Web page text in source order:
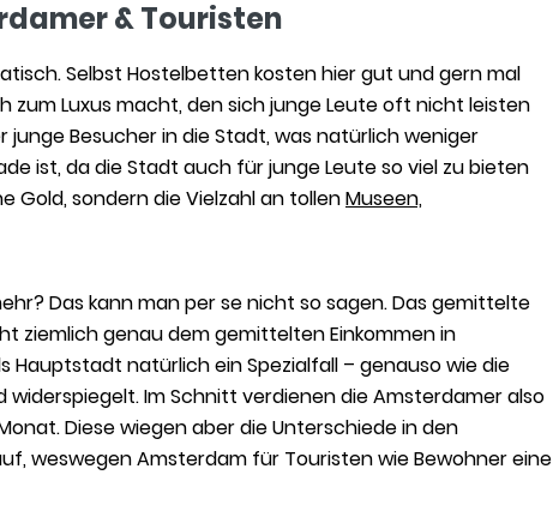
& Touristen
Selbst Hostelbetten kosten hier gut und gern mal
Luxus macht, den sich junge Leute oft nicht leisten
Besucher in die Stadt, was natürlich weniger
ist, da die Stadt auch für junge Leute so viel zu bieten
Gold, sondern die Vielzahl an tollenMuseen,
Das kann man per se nicht so sagen. Das gemittelte
ziemlich genau dem gemittelten Einkommen in
Hauptstadt natürlich ein Spezialfall – genauso wie die
Im Schnitt verdienen die Amsterdamer also
Diese wiegen aber die Unterschiede in den
weswegen Amsterdam für Touristen wie Bewohner eine